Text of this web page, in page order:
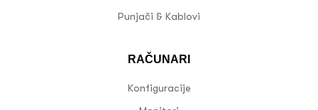
Punjači & Kablovi
RAČUNARI
Konfiguracije